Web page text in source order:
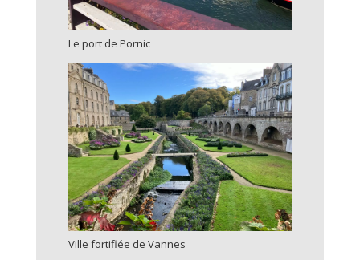
Le port de Pornic
Ville fortifiée de Vannes